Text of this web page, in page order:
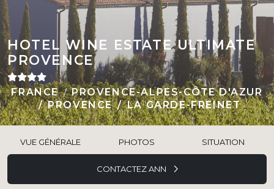
HOTEL WINE ESTATE ULTIMATE
PROVENCE
FRANCE
PROVENCE-ALPES-CÔTE D'AZUR
PROVENCE
LA GARDE-FREINET
VUE GÉNÉRALE PHOTOS SITUATION
CONTACTEZ ANN